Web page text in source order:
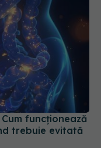
funcționează
trebuie evitată